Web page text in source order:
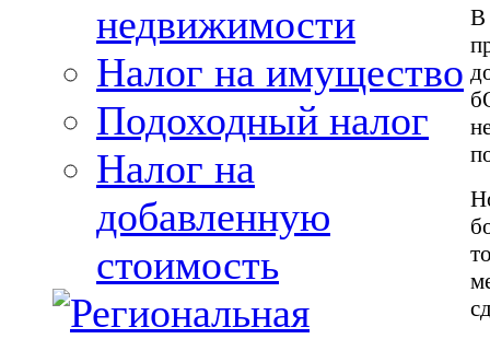
недвижимости
Налог на имущество
Подоходный налог
Налог на
добавленную
стоимость
В